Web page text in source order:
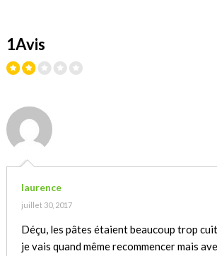
1Avis
laurence
juillet 30, 2017
Déçu, les pâtes étaient beaucoup trop
je vais quand même recommencer mais